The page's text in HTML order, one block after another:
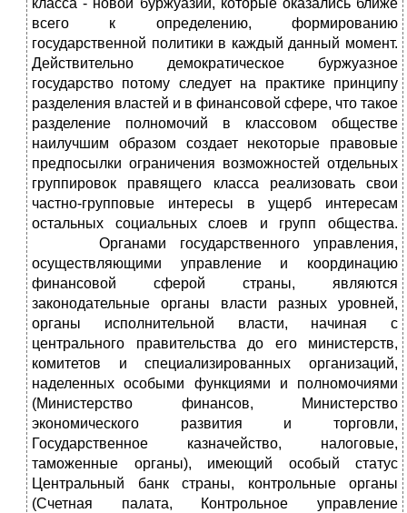
класса - новой буржуазии, которые оказались ближе
всего к определению, формированию
государственной политики в каждый данный момент.
Действительно демократическое буржуазное
государство потому следует на практике принципу
разделения властей и в финансовой сфере, что такое
разделение полномочий в классовом обществе
наилучшим образом создает некоторые правовые
предпосылки ограничения возможностей отдельных
группировок правящего класса реализовать свои
частно-групповые интересы в ущерб интересам
остальных социальных слоев и групп общества.
Органами государственного управления,
осуществляющими управление и координацию
финансовой сферой страны, являются
законодательные органы власти разных уровней,
органы исполнительной власти, начиная с
центрального правительства до его министерств,
комитетов и специализированных организаций,
наделенных особыми функциями и полномочиями
(Министерство финансов, Министерство
экономического развития и торговли,
Государственное казначейство, налоговые,
таможенные органы), имеющий особый статус
Центральный банк страны, контрольные органы
(Счетная палата, Контрольное управление